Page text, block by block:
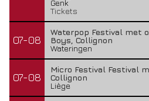
Genk
Tickets
07-08
Waterpop Festival met
Boys, Collignon
Wateringen
07-08
Micro Festival Festival
Collignon
Liège